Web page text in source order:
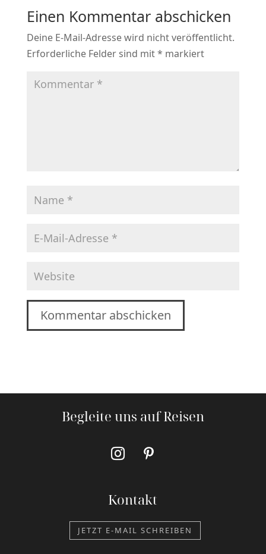
Einen Kommentar abschicken
Deine E-Mail-Adresse wird nicht veröffentlicht.
Erforderliche Felder sind mit* markiert
Kommentar abschicken
Begleite uns auf Reisen
Kontakt
JETZT E-MAIL SCHREIBEN